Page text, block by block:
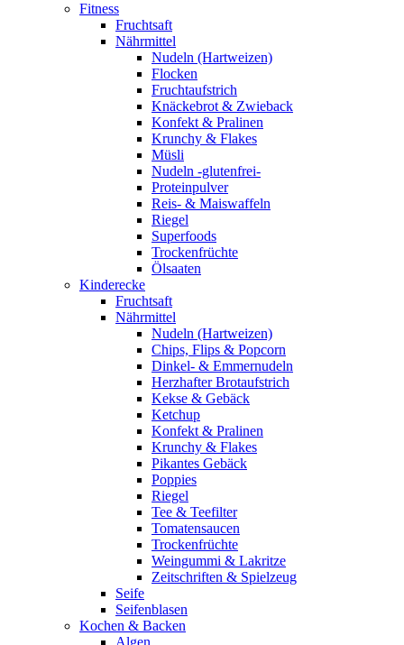
Fitness
Fruchtsaft
Nährmittel
Nudeln (Hartweizen)
Flocken
Fruchtaufstrich
Knäckebrot & Zwieback
Konfekt & Pralinen
Krunchy & Flakes
Müsli
Nudeln -glutenfrei-
Proteinpulver
Reis- & Maiswaffeln
Riegel
Superfoods
Trockenfrüchte
Ölsaaten
Kinderecke
Fruchtsaft
Nährmittel
Nudeln (Hartweizen)
Chips, Flips & Popcorn
Dinkel- & Emmernudeln
Herzhafter Brotaufstrich
Kekse & Gebäck
Ketchup
Konfekt & Pralinen
Krunchy & Flakes
Pikantes Gebäck
Poppies
Riegel
Tee & Teefilter
Tomatensaucen
Trockenfrüchte
Weingummi & Lakritze
Zeitschriften & Spielzeug
Seife
Seifenblasen
Kochen & Backen
Algen